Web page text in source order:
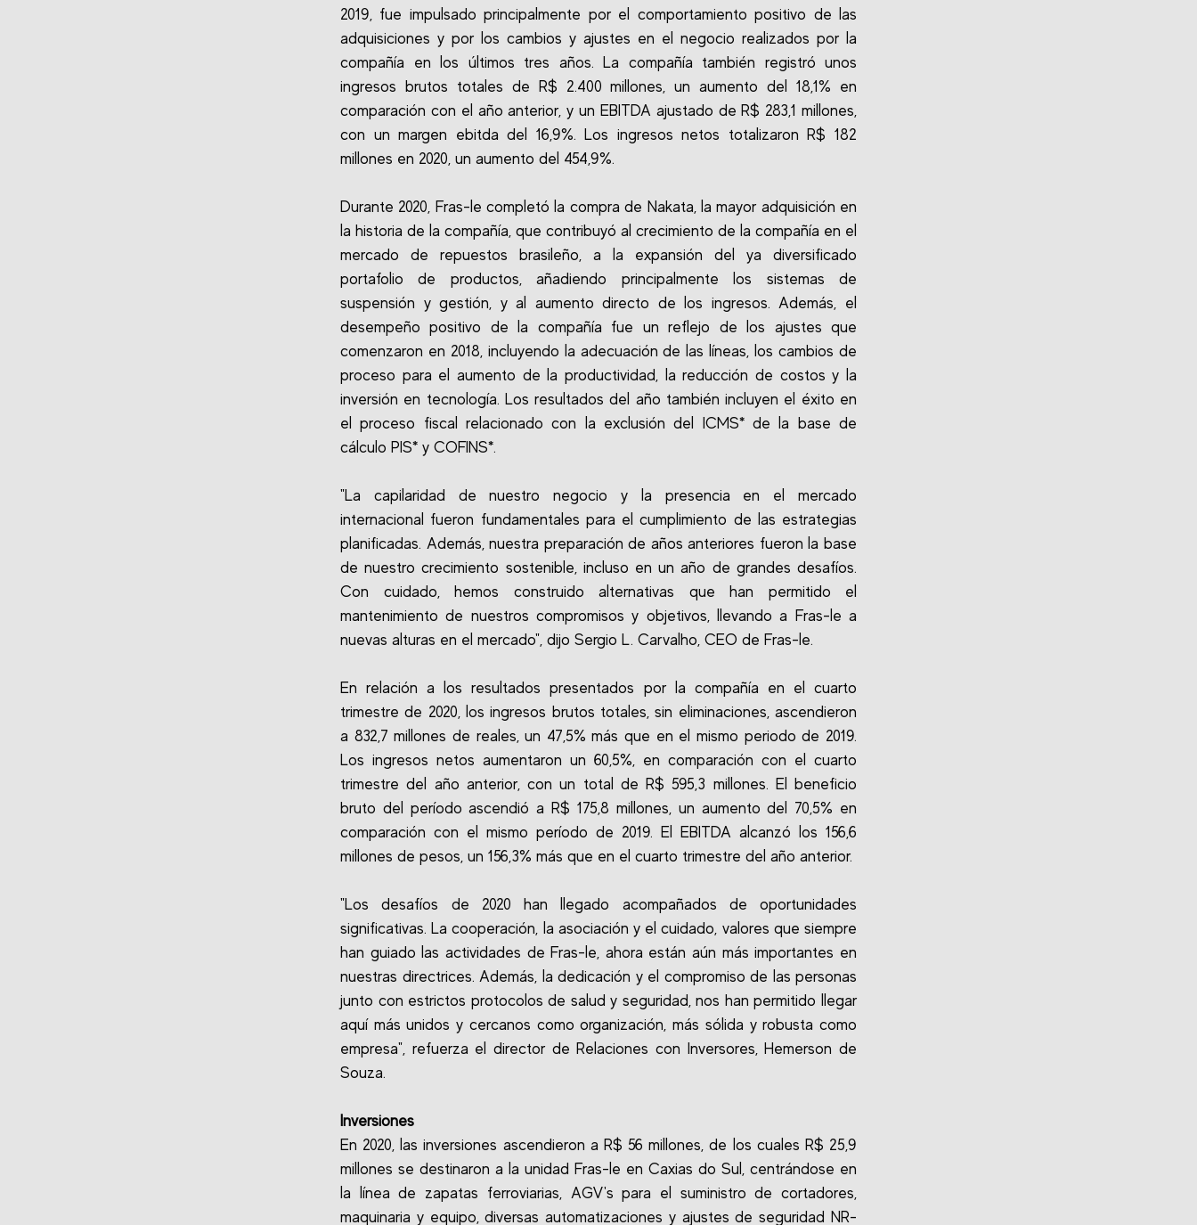
2019, fue impulsado principalmente por el comportamiento positivo de las
adquisiciones y por los cambios y ajustes en el negocio realizados por la
compañía en los últimos tres años. La compañía también registró unos
ingresos brutos totales de R$ 2.400 millones, un aumento del 18,1% en
comparación con el año anterior, y un EBITDA ajustado de R$ 283,1 millones,
con un margen ebitda del 16,9%. Los ingresos netos totalizaron R$ 182
millones en 2020, un aumento del 454,9%.
Durante 2020, Fras-le completó la compra de Nakata, la mayor adquisición en
la historia de la compañía, que contribuyó al crecimiento de la compañía en el
mercado de repuestos brasileño, a la expansión del ya diversificado
portafolio de productos, añadiendo principalmente los sistemas de
suspensión y gestión, y al aumento directo de los ingresos. Además, el
desempeño positivo de la compañía fue un reflejo de los ajustes que
comenzaron en 2018, incluyendo la adecuación de las líneas, los cambios de
proceso para el aumento de la productividad, la reducción de costos y la
inversión en tecnología. Los resultados del año también incluyen el éxito en
el proceso fiscal relacionado con la exclusión del ICMS* de la base de
cálculo PIS* y COFINS*.
"La capilaridad de nuestro negocio y la presencia en el mercado
internacional fueron fundamentales para el cumplimiento de las estrategias
planificadas. Además, nuestra preparación de años anteriores fueron la base
de nuestro crecimiento sostenible, incluso en un año de grandes desafíos.
Con cuidado, hemos construido alternativas que han permitido el
mantenimiento de nuestros compromisos y objetivos, llevando a Fras-le a
nuevas alturas en el mercado", dijo Sergio L. Carvalho, CEO de Fras-le.
En relación a los resultados presentados por la compañía en el cuarto
trimestre de 2020, los ingresos brutos totales, sin eliminaciones, ascendieron
a 832,7 millones de reales, un 47,5% más que en el mismo periodo de 2019.
Los ingresos netos aumentaron un 60,5%, en comparación con el cuarto
trimestre del año anterior, con un total de R$ 595,3 millones. El beneficio
bruto del período ascendió a R$ 175,8 millones, un aumento del 70,5% en
comparación con el mismo período de 2019. El EBITDA alcanzó los 156,6
millones de pesos, un 156,3% más que en el cuarto trimestre del año anterior.
"Los desafíos de 2020 han llegado acompañados de oportunidades
significativas. La cooperación, la asociación y el cuidado, valores que siempre
han guiado las actividades de Fras-le, ahora están aún más importantes en
nuestras directrices. Además, la dedicación y el compromiso de las personas
junto con estrictos protocolos de salud y seguridad, nos han permitido llegar
aquí más unidos y cercanos como organización, más sólida y robusta como
empresa", refuerza el director de Relaciones con Inversores, Hemerson de
Souza.
Inversiones
En 2020, las inversiones ascendieron a R$ 56 millones, de los cuales R$ 25,9
millones se destinaron a la unidad Fras-le en Caxias do Sul, centrándose en
la línea de zapatas ferroviarias, AGV's para el suministro de cortadores,
maquinaria y equipo, diversas automatizaciones y ajustes de seguridad NR-